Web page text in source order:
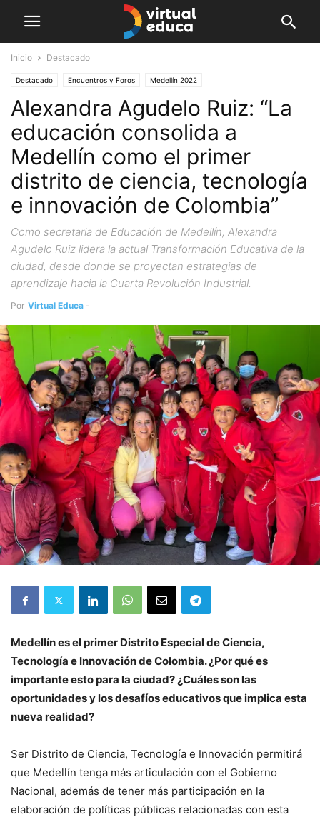
Inicio Destacado
Destacado Encuentros y Foros Medellín 2022
Alexandra Agudelo Ruiz: “La
educación consolida a
Medellín como el primer
distrito de ciencia, tecnología
e innovación de Colombia”
Como secretaria de Educación de Medellín, Alexandra
Agudelo Ruiz lidera la actual Transformación Educativa de la
ciudad, desde donde se proyectan estrategias de
aprendizaje hacia la Cuarta Revolución Industrial.
Por Virtual Educa -
Medellín es el primer Distrito Especial de Ciencia,
Tecnología e Innovación de Colombia. ¿Por qué es
importante esto para la ciudad? ¿Cuáles son las
oportunidades y los desafíos educativos que implica esta
nueva realidad?
Ser Distrito de Ciencia, Tecnología e Innovación permitirá
que Medellín tenga más articulación con el Gobierno
Nacional, además de tener más participación en la
elaboración de políticas públicas relacionadas con esta